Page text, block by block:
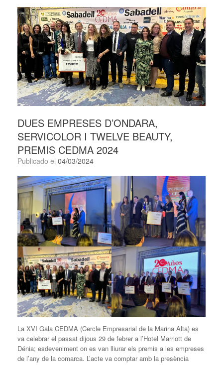
DUES EMPRESES D’ONDARA,
SERVICOLOR I TWELVE BEAUTY,
PREMIS CEDMA 2024
Publicado el 04/03/2024
La XVI Gala CEDMA (Cercle Empresarial de la Marina Alta) es
va celebrar el passat dijous 29 de febrer a l’Hotel Marriott de
Dénia; esdeveniment on es van lliurar els premis a les empreses
de l’any de la comarca. L’acte va comptar amb la presència